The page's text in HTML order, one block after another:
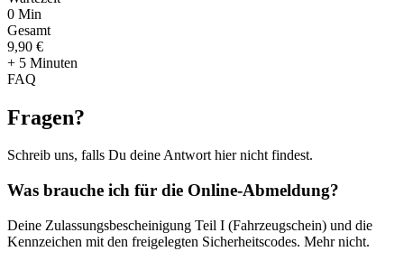
0 Min
Gesamt
9,90 €
+ 5 Minuten
FAQ
Fragen?
Schreib uns, falls Du deine Antwort hier nicht findest.
Was brauche ich für die Online-Abmeldung?
Deine Zulassungsbescheinigung Teil I (Fahrzeugschein) und die
Kennzeichen mit den freigelegten Sicherheitscodes. Mehr nicht.